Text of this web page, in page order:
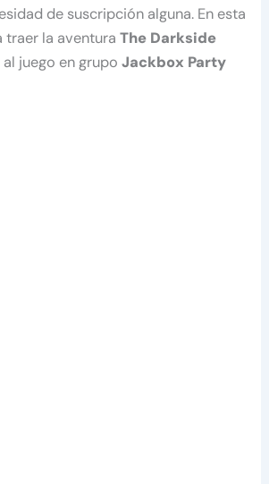
de suscripción alguna. En esta
traer la aventuraThe Darkside
juego en grupo Jackbox Party